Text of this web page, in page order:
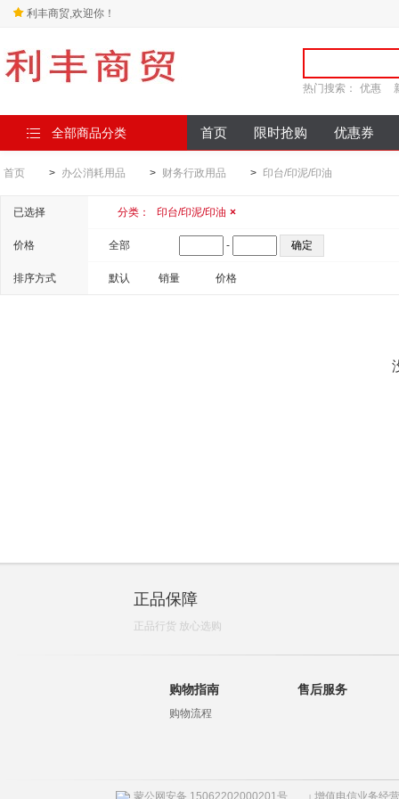
利丰商贸,欢迎你！
热门搜索： 优惠
全部商品分类 首页 限时抢购 优惠券
首页 > 办公消耗用品 > 财务行政用品 > 印台/印泥/印油
已选择 分类： 印台/印泥/印油 ×
价格 全部 -
排序方式 默认 销量 价格
正品保障
正品行货 放心选购
购物指南
购物流程
售后服务